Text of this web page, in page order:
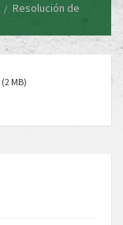
Resolución de
(2 MB)